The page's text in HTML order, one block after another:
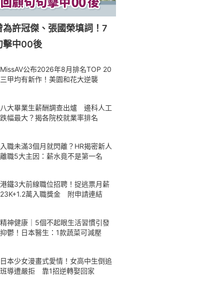
許冠傑、張國榮填詞！7
擊中00後
MissAV公布2026年8月排名TOP 20
三甲均有新作！美園和花大逆襲
八大畢業生薪酬調查出爐 邊科人工
跌幅最大？揭各院校就業率排名
入職未滿3個月就閃離？HR揭密新人
離職5大主因：薪水竟不是第一名
港鐵3大前線職位招聘！捉逃票月薪
23K+1.2萬入職獎金 附申請連結
精神健康｜5個不起眼生活習慣引發
抑鬱！日本醫生：1款蔬菜可減壓
日本少女漫畫式愛情！女高中生倒追
班導遭嚴拒 靠1招逆轉娶回家